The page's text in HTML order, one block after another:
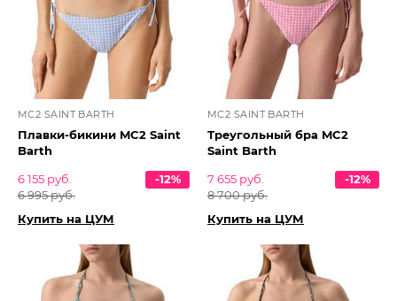
MC2 SAINT BARTH
Плавки-бикини MC2 Saint
Barth
6 155 руб.
6 995 руб.
-12%
Купить на ЦУМ
MC2 SAINT BARTH
Треугольный бра MC2
Saint Barth
7 655 руб.
8 700 руб.
-12%
Купить на ЦУМ